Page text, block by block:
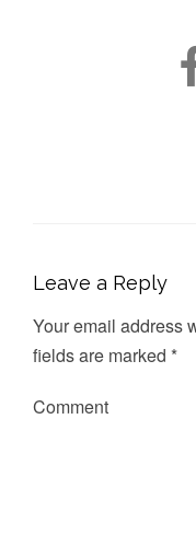
Leave a Reply
Your email address
fields are marked *
Comment